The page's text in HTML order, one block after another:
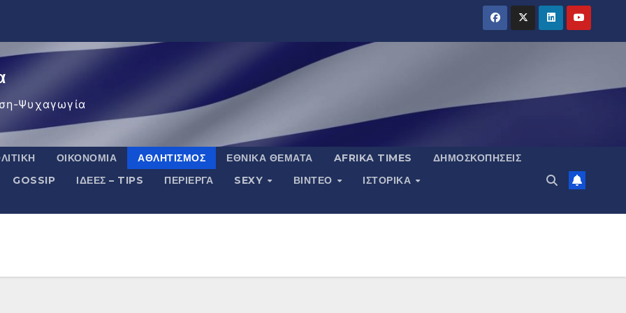
Ψυχαγωγία
ΟΙΚΟΝΟΜΊΑ ΑΘΛΗΤΙΣΜΌΣ ΕΘΝΙΚΆ ΘΈΜΑΤΑ AFRIKA TIMES
ΔΗΜΟΣΚΟΠΉΣΕΙΣ
GOSSIP ΙΔΈΕΣ – TIPS ΠΕΡΊΕΡΓΑ SEXY ΒΙΝΤΕΟ
ΙΣΤΟΡΙΚΆ